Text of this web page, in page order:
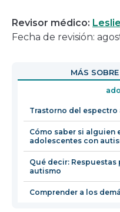
Revisor médico:
Fecha de revisión:
MÁS
Trastorno del espectro
Cómo saber si alguien
adolescentes con
Qué decir:
autismo
Comprender a los